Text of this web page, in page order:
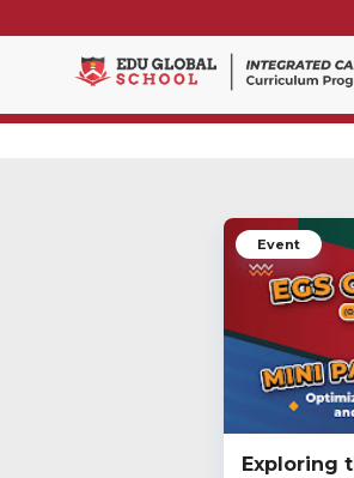
Event
Exploring